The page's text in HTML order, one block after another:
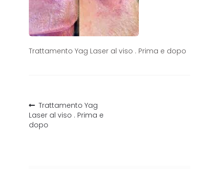
Trattamento Yag Laser al viso . Prima e dopo
Trattamento Yag
Laser al viso . Prima e
dopo